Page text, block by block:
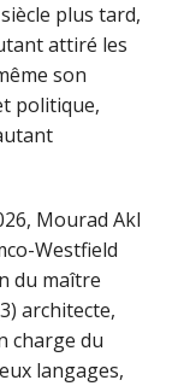
plus tard,
attiré les
son
politique,
Mourad Akl
Westfield
du maître
architecte,
charge du
langages,